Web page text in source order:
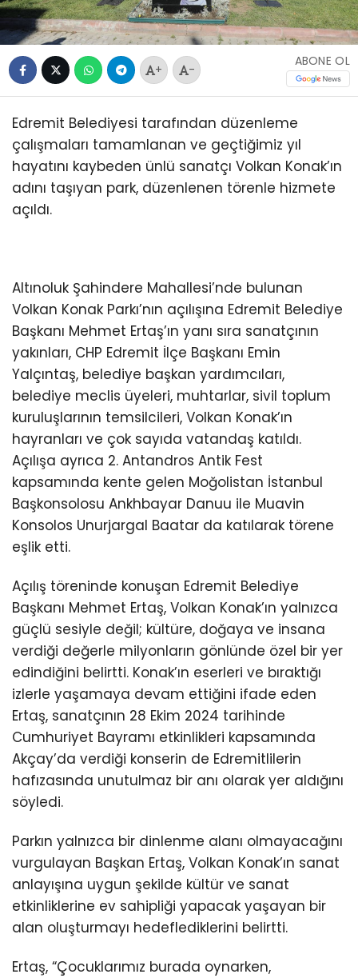
+ -
ABONE OL
Edremit Belediyesi tarafından düzenleme
çalışmaları tamamlanan ve geçtiğimiz yıl
hayatını kaybeden ünlü sanatçı Volkan Konak’ın
adını taşıyan park, düzenlenen törenle hizmete
açıldı.
Altınoluk Şahindere Mahallesi’nde bulunan
Volkan Konak Parkı’nın açılışına Edremit Belediye
Başkanı Mehmet Ertaş’ın yanı sıra sanatçının
yakınları, CHP Edremit İlçe Başkanı Emin
Yalçıntaş, belediye başkan yardımcıları,
belediye meclis üyeleri, muhtarlar, sivil toplum
kuruluşlarının temsilcileri, Volkan Konak’ın
hayranları ve çok sayıda vatandaş katıldı.
Açılışa ayrıca 2. Antandros Antik Fest
kapsamında kente gelen Moğolistan İstanbul
Başkonsolosu Ankhbayar Danuu ile Muavin
Konsolos Unurjargal Baatar da katılarak törene
eşlik etti.
Açılış töreninde konuşan Edremit Belediye
Başkanı Mehmet Ertaş, Volkan Konak’ın yalnızca
güçlü sesiyle değil; kültüre, doğaya ve insana
verdiği değerle milyonların gönlünde özel bir yer
edindiğini belirtti. Konak’ın eserleri ve bıraktığı
izlerle yaşamaya devam ettiğini ifade eden
Ertaş, sanatçının 28 Ekim 2024 tarihinde
Cumhuriyet Bayramı etkinlikleri kapsamında
Akçay’da verdiği konserin de Edremitlilerin
hafızasında unutulmaz bir anı olarak yer aldığını
söyledi.
Parkın yalnızca bir dinlenme alanı olmayacağını
vurgulayan Başkan Ertaş, Volkan Konak’ın sanat
anlayışına uygun şekilde kültür ve sanat
etkinliklerine ev sahipliği yapacak yaşayan bir
alan oluşturmayı hedeflediklerini belirtti.
Ertaş, “Çocuklarımız burada oynarken,